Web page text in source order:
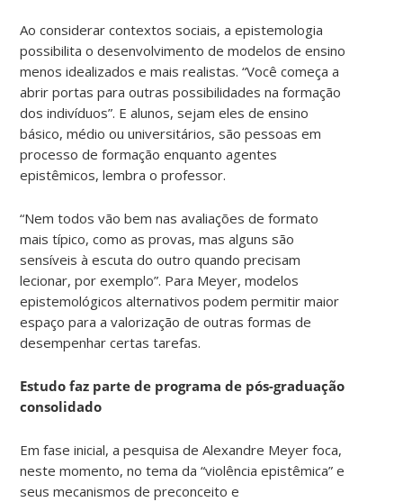
Ao considerar contextos sociais, a epistemologia
possibilita o desenvolvimento de modelos de ensino
menos idealizados e mais realistas. “Você começa a
abrir portas para outras possibilidades na formação
dos indivíduos”. E alunos, sejam eles de ensino
básico, médio ou universitários, são pessoas em
processo de formação enquanto agentes
epistêmicos, lembra o professor.
“Nem todos vão bem nas avaliações de formato
mais típico, como as provas, mas alguns são
sensíveis à escuta do outro quando precisam
lecionar, por exemplo”. Para Meyer, modelos
epistemológicos alternativos podem permitir maior
espaço para a valorização de outras formas de
desempenhar certas tarefas.
Estudo faz parte de programa de pós-graduação
consolidado
Em fase inicial, a pesquisa de Alexandre Meyer foca,
neste momento, no tema da “violência epistêmica” e
seus mecanismos de preconceito e